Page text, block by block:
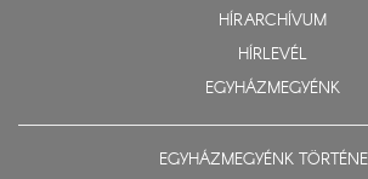
HÍRARCHÍVUM
HÍRLEVÉL
EGYHÁZMEGYÉNK
EGYHÁZMEGYÉNK